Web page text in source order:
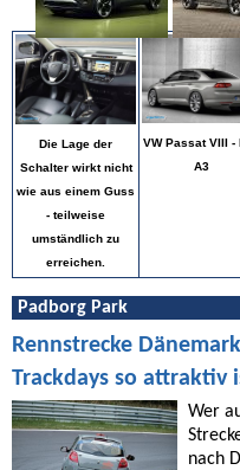
Die Lage der
Schalter wirkt nicht
wie aus einem Guss
- teilweise
umständlich zu
erreichen.
VW Passat VIII -
A3
Padborg Park
Rennstrecke
Trackdays so attraktiv
Wer
nach